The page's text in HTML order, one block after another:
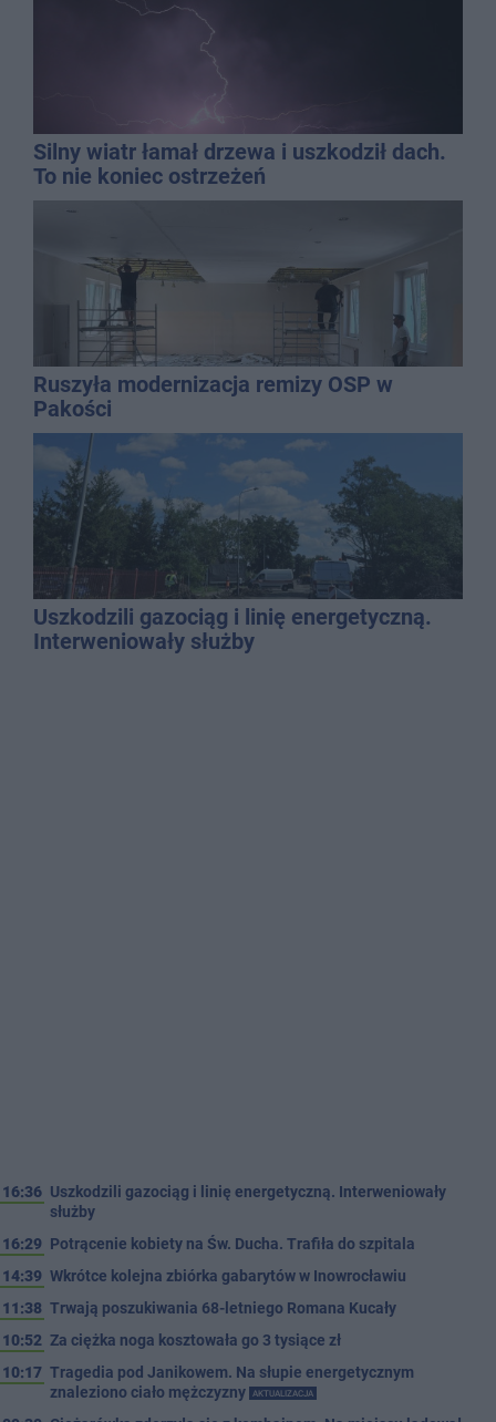
Silny wiatr łamał drzewa i uszkodził dach.
To nie koniec ostrzeżeń
Ruszyła modernizacja remizy OSP w
Pakości
Uszkodzili gazociąg i linię energetyczną.
Interweniowały służby
16:36 Uszkodzili gazociąg i linię energetyczną. Interweniowały
służby
16:29 Potrącenie kobiety na Św. Ducha. Trafiła do szpitala
14:39 Wkrótce kolejna zbiórka gabarytów w Inowrocławiu
11:38 Trwają poszukiwania 68-letniego Romana Kucały
10:52 Za ciężka noga kosztowała go 3 tysiące zł
10:17 Tragedia pod Janikowem. Na słupie energetycznym
znaleziono ciało mężczyzny
AKTUALIZACJA